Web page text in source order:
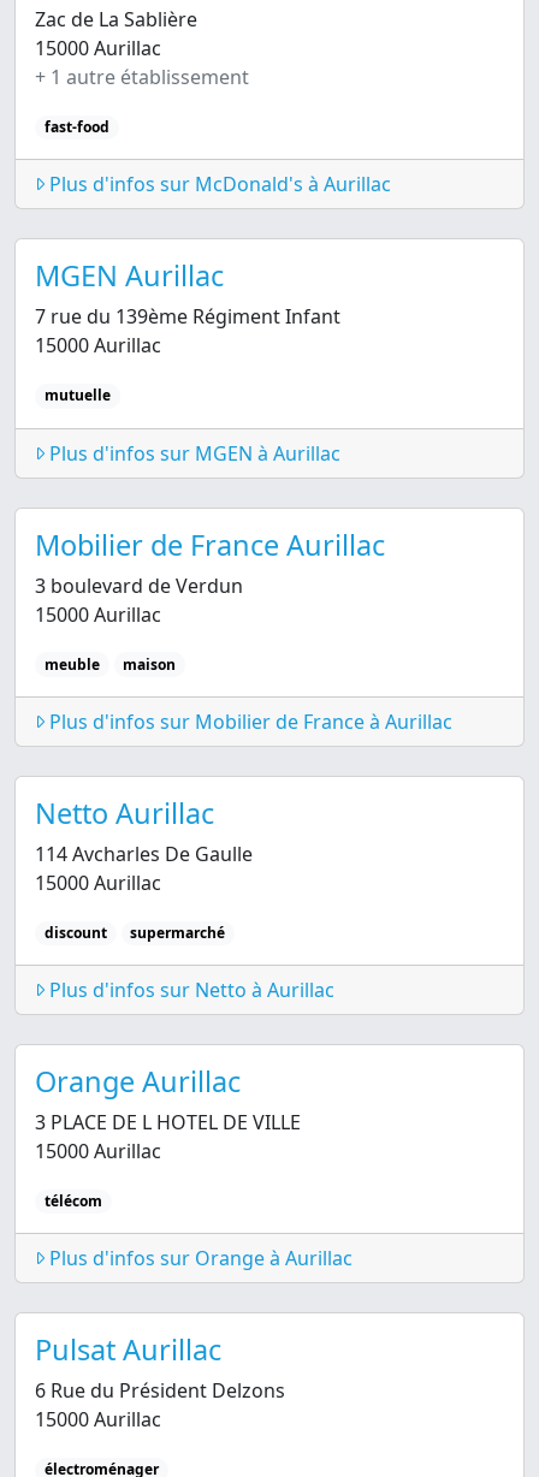
Zac de La Sablière
15000 Aurillac
+ 1 autre établissement
fast-food
Plus d'infos sur McDonald's à Aurillac
MGEN Aurillac
7 rue du 139ème Régiment Infant
15000 Aurillac
mutuelle
Plus d'infos sur MGEN à Aurillac
Mobilier de France Aurillac
3 boulevard de Verdun
15000 Aurillac
meuble maison
Plus d'infos sur Mobilier de France à Aurillac
Netto Aurillac
114 Avcharles De Gaulle
15000 Aurillac
discount supermarché
Plus d'infos sur Netto à Aurillac
Orange Aurillac
3 PLACE DE L HOTEL DE VILLE
15000 Aurillac
télécom
Plus d'infos sur Orange à Aurillac
Pulsat Aurillac
6 Rue du Président Delzons
15000 Aurillac
électroménager